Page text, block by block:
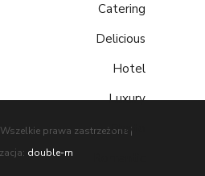
Catering
Delicious
Hotel
Luxury
Photo
prawa zastrzeżone |
double-m